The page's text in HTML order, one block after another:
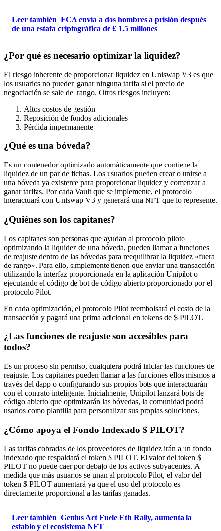
Leer también FCA envía a dos hombres a prisión después
de una estafa criptográfica de £ 1.5 millones
¿Por qué es necesario optimizar la liquidez?
El riesgo inherente de proporcionar liquidez en Uniswap V3 es que
los usuarios no pueden ganar ninguna tarifa si el precio de
negociación se sale del rango. Otros riesgos incluyen:
Altos costos de gestión
Reposición de fondos adicionales
Pérdida impermanente
¿Qué es una bóveda?
Es un contenedor optimizado automáticamente que contiene la
liquidez de un par de fichas. Los usuarios pueden crear o unirse a
una bóveda ya existente para proporcionar liquidez y comenzar a
ganar tarifas. Por cada Vault que se implemente, el protocolo
interactuará con Uniswap V3 y generará una NFT que lo represente.
¿Quiénes son los capitanes?
Los capitanes son personas que ayudan al protocolo piloto
optimizando la liquidez de una bóveda, pueden llamar a funciones
de reajuste dentro de las bóvedas para reequilibrar la liquidez «fuera
de rango». Para ello, simplemente tienen que enviar una transacción
utilizando la interfaz proporcionada en la aplicación Unipilot o
ejecutando el código de bot de código abierto proporcionado por el
protocolo Pilot.
En cada optimización, el protocolo Pilot reembolsará el costo de la
transacción y pagará una prima adicional en tokens de $ PILOT.
¿Las funciones de reajuste son accesibles para
todos?
Es un proceso sin permiso, cualquiera podrá iniciar las funciones de
reajuste. Los capitanes pueden llamar a las funciones ellos mismos a
través del dapp o configurando sus propios bots que interactuarán
con el contrato inteligente. Inicialmente, Unipilot lanzará bots de
código abierto que optimizarán las bóvedas, la comunidad podrá
usarlos como plantilla para personalizar sus propias soluciones.
¿Cómo apoya el Fondo Indexado $ PILOT?
Las tarifas cobradas de los proveedores de liquidez irán a un fondo
indexado que respaldará el token $ PILOT. El valor del token $
PILOT no puede caer por debajo de los activos subyacentes. A
medida que más usuarios se unan al protocolo Pilot, el valor del
token $ PILOT aumentará ya que el uso del protocolo es
directamente proporcional a las tarifas ganadas.
Leer también Genius Act Fuele Eth Rally, aumenta la
establo y el ecosistema NFT